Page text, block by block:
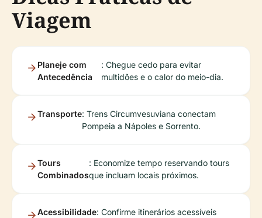
Viagem
Planeje com
Antecedência
: Chegue cedo para evitar
multidões e o calor do meio-dia.
Transporte: Trens Circumvesuviana conectam
Pompeia a Nápoles e Sorrento.
Tours
Combinados
: Economize tempo reservando tours
que incluam locais próximos.
Acessibilidade: Confirme itinerários acessíveis